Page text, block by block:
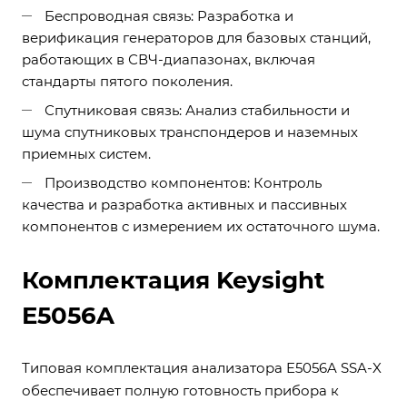
Беспроводная связь: Разработка и
верификация генераторов для базовых станций,
работающих в СВЧ-диапазонах, включая
стандарты пятого поколения.
Спутниковая связь: Анализ стабильности и
шума спутниковых транспондеров и наземных
приемных систем.
Производство компонентов: Контроль
качества и разработка активных и пассивных
компонентов с измерением их остаточного шума.
Комплектация Keysight
E5056A
Типовая комплектация анализатора E5056A SSA-X
обеспечивает полную готовность прибора к